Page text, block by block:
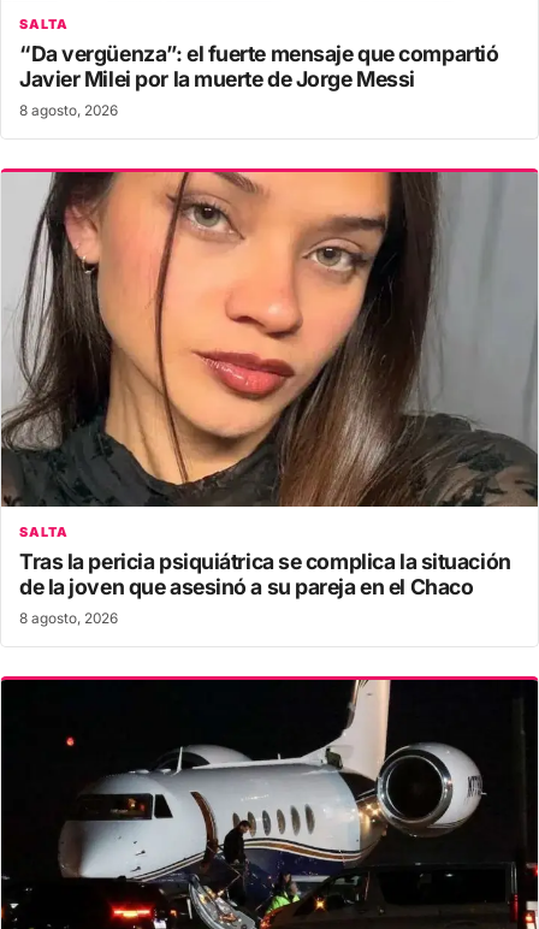
SALTA
“Da vergüenza”: el fuerte mensaje que compartió
Javier Milei por la muerte de Jorge Messi
8 agosto, 2026
SALTA
Tras la pericia psiquiátrica se complica la situación
de la joven que asesinó a su pareja en el Chaco
8 agosto, 2026